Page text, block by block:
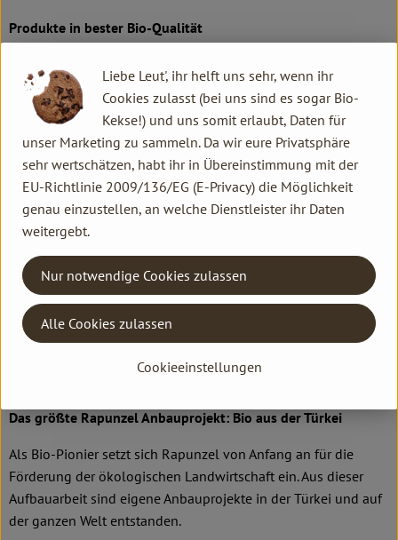
Produkte in bester Bio-Qualität
Qualitätssicherungs-Team nimmt daher eine Schlüsselposition
im Unternehmen ein. Die Kontrollen der Rohstoffe beginnen
bereits auf dem Feld. Bei Wareneingang werden alle Rohstoffe
und Produkte beprobt. Zusätzlich werden sie durch anerkannte
externe Labors unabhängig analysiert.
Wie schon zu Beginn liegen Rapunzel auch heute die
persönlichen Kontakte zu den Lieferanten und langfristige
Partnerschaften besonders am Herzen. Besuche vor Ort,
Beratung durch eigene Agrar-Ingenieure und der rege
Austausch miteinander sichern die einwandfreie Qualität der
Rohstoffe ab. Das schafft Transparenz - vom Feld bis zum
Teller des Verbrauchers.
Das größte Rapunzel Anbauprojekt: Bio aus der Türkei
Als Bio-Pionier setzt sich Rapunzel von Anfang an für die
Förderung der ökologischen Landwirtschaft ein. Aus dieser
Aufbauarbeit sind eigene Anbauprojekte in der Türkei und auf
der ganzen Welt entstanden.
Liebe Leut', ihr helft uns sehr, wenn ihr
Cookies zulasst (bei uns sind es sogar Bio-
Kekse!) und uns somit erlaubt, Daten für
unser Marketing zu sammeln. Da wir eure Privatsphäre
sehr wertschätzen, habt ihr in Übereinstimmung mit der
EU-Richtlinie 2009/136/EG (E-Privacy) die Möglichkeit
genau einzustellen, an welche Dienstleister ihr Daten
weitergebt.
Cookieeinstellungen
Nur notwendige Cookies zulassen
Alle Cookies zulassen